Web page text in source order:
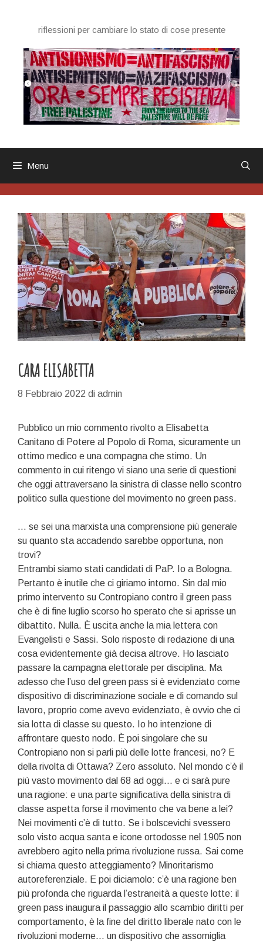
contenutoriflessioni per cambiare lo stato di cose presente
Menu
CARA ELISABETTA
8 Febbraio 2022 di admin
Pubblico un mio commento rivolto a Elisabetta
Canitano di Potere al Popolo di Roma, sicuramente un
ottimo medico e una compagna che stimo. Un
commento in cui ritengo vi siano una serie di questioni
che oggi attraversano la sinistra di classe nello scontro
politico sulla questione del movimento no green pass.
… se sei una marxista una comprensione più generale
su quanto sta accadendo sarebbe opportuna, non
trovi?
Entrambi siamo stati candidati di PaP. Io a Bologna.
Pertanto è inutile che ci giriamo intorno. Sin dal mio
primo intervento su Contropiano contro il green pass
che è di fine luglio scorso ho sperato che si aprisse un
dibattito. Nulla. È uscita anche la mia lettera con
Evangelisti e Sassi. Solo risposte di redazione di una
cosa evidentemente già decisa altrove. Ho lasciato
passare la campagna elettorale per disciplina. Ma
adesso che l’uso del green pass si è evidenziato come
dispositivo di discriminazione sociale e di comando sul
lavoro, proprio come avevo evidenziato, è ovvio che ci
sia lotta di classe su questo. Io ho intenzione di
affrontare questo nodo. È poi singolare che su
Contropiano non si parli più delle lotte francesi, no? E
della rivolta di Ottawa? Zero assoluto. Nel mondo c’è il
più vasto movimento dal 68 ad oggi… e ci sarà pure
una ragione: e una parte significativa della sinistra di
classe aspetta forse il movimento che va bene a lei?
Nei movimenti c’è di tutto. Se i bolscevichi svessero
solo visto acqua santa e icone ortodosse nel 1905 non
avrebbero agito nella prima rivoluzione russa. Sai come
si chiama questo atteggiamento? Minoritarismo
autoreferenziale. E poi diciamolo: c’è una ragione ben
più profonda che riguarda l’estraneità a queste lotte: il
green pass inaugura il passaggio allo scambio diritti per
comportamento, è la fine del diritto liberale nato con le
rivoluzioni moderne… un dispositivo che assomiglia